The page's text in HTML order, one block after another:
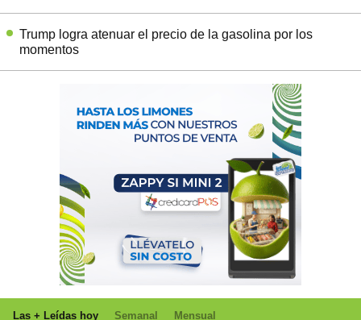
Trump logra atenuar el precio de la gasolina por los
momentos
Las + Leídas hoy Semanal Mensual